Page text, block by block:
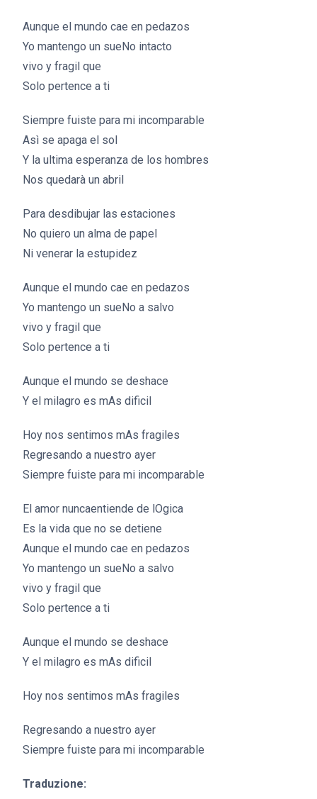
Aunque el mundo cae en pedazos
Yo mantengo un sueNo intacto
vivo y fragil que
Solo pertence a ti
Siempre fuiste para mi incomparable
Asì se apaga el sol
Y la ultima esperanza de los hombres
Nos quedarà un abril
Para desdibujar las estaciones
No quiero un alma de papel
Ni venerar la estupidez
Aunque el mundo cae en pedazos
Yo mantengo un sueNo a salvo
vivo y fragil que
Solo pertence a ti
Aunque el mundo se deshace
Y el milagro es mAs dificil
Hoy nos sentimos mAs fragiles
Regresando a nuestro ayer
Siempre fuiste para mi incomparable
El amor nuncaentiende de lOgica
Es la vida que no se detiene
Aunque el mundo cae en pedazos
Yo mantengo un sueNo a salvo
vivo y fragil que
Solo pertence a ti
Aunque el mundo se deshace
Y el milagro es mAs dificil
Hoy nos sentimos mAs fragiles
Regresando a nuestro ayer
Siempre fuiste para mi incomparable
Traduzione: